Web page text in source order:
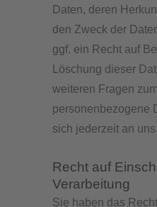
Daten, deren
den Zweck der
ggf. ein Recht auf
Löschung dieser
weiteren Fragen
personenbezogene
sich jederzeit an
Recht auf
Verarbeitung
Sie haben das